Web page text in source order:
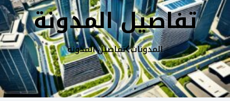
تفاصيل المدونة
المدونات تفاصيل المدونة